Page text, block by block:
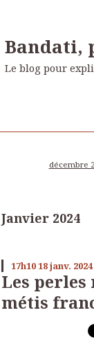
Bandati,
Le blog pour
décembre
Janvier 2024
17h1018janv. 2024
Les
métis